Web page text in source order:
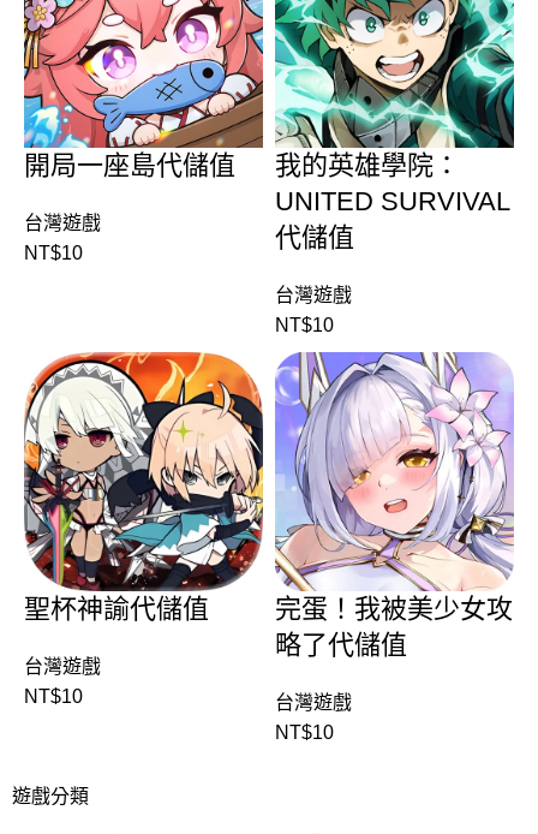
開局一座島代儲值
台灣遊戲
NT$10
我的英雄學院：
UNITED SURVIVAL
代儲值
台灣遊戲
NT$10
聖杯神諭代儲值
台灣遊戲
NT$10
完蛋！我被美少女攻
略了代儲值
台灣遊戲
NT$10
遊戲分類